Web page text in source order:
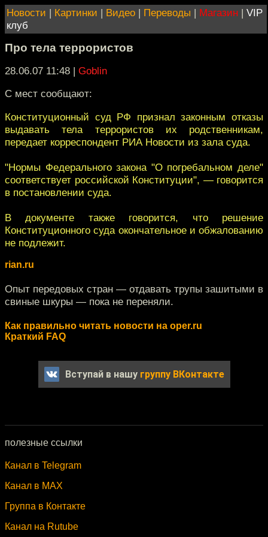
Новости | Картинки | Видео | Переводы | Магазин | VIP
клуб
Про тела террористов
28.06.07 11:48 | Goblin
С мест сообщают:
Конституционный суд РФ признал законным отказы
выдавать тела террористов их родственникам,
передает корреспондент РИА Новости из зала суда.
"Нормы Федерального закона "О погребальном деле"
соответствует российской Конституции", — говорится
в постановлении суда.
В документе также говорится, что решение
Конституционного суда окончательное и обжалованию
не подлежит.
rian.ru
Опыт передовых стран — отдавать трупы зашитыми в
свиные шкуры — пока не переняли.
Как правильно читать новости на oper.ru
Краткий FAQ
Вступай в нашу группу ВКонтакте
полезные ссылки
Канал в Telegram
Канал в MAX
Группа в Контакте
Канал на Rutube